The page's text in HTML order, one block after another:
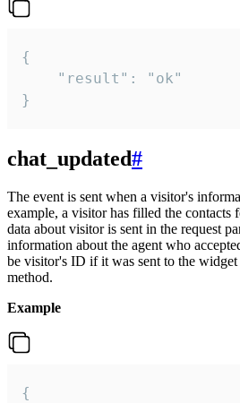
{
    "result": "ok"
}
chat_updated#
The event is sent when a visitor's
example, a visitor has filled the
data about visitor is sent in the request
information about the agent who
be visitor's ID if it was sent to the widget
method.
Example
{